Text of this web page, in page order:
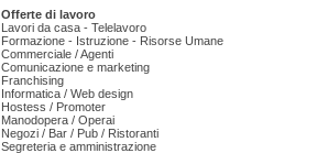
Offerte di lavoro
Lavori da casa - Telelavoro
Formazione - Istruzione - Risorse Umane
Commerciale / Agenti
Comunicazione e marketing
Franchising
Informatica / Web design
Hostess / Promoter
Manodopera / Operai
Negozi / Bar / Pub / Ristoranti
Segreteria e amministrazione